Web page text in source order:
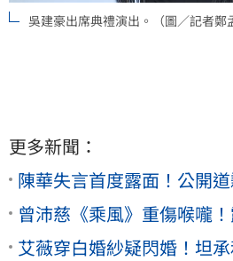
吳建豪出席典禮演出。（圖／記者鄭
更多新聞：
陳華失言首度露面！公開
曾沛慈《乘風》重傷喉嚨
艾薇穿白婚紗疑閃婚！坦